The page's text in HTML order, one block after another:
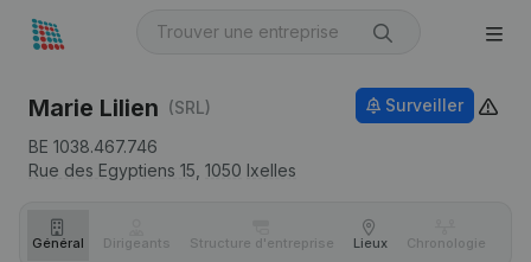
Marie Lilien (SRL)
BE 1038.467.746
Rue des Egyptiens 15, 1050 Ixelles
Surveiller
Général Dirigeants Structure d'entreprise Lieux Chronologie